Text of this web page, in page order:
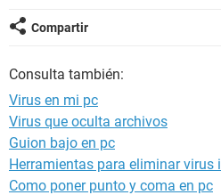
Compartir
Consulta también:
Virus en mi pc
Virus que oculta archivos
Guion bajo en pc
Herramientas para eliminar
Como poner punto y coma en pc